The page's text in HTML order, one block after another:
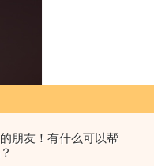
朋友！有什么可以帮